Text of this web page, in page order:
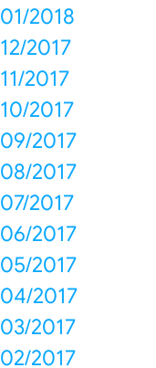
01/2018
12/2017
11/2017
10/2017
09/2017
08/2017
07/2017
06/2017
05/2017
04/2017
03/2017
02/2017